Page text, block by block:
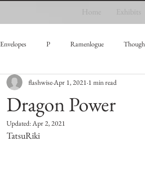
Home Exhibits
Envelopes P Ramenlogue
Dragon Power
flashwise Apr 1, 2021 1 min read
Updated:Apr 2, 2021
TatsuRiki